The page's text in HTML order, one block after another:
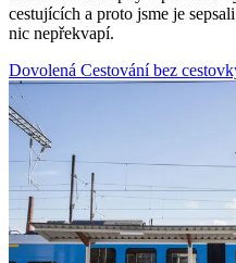
cestujících a proto jsme je
nic nepřekvapí.
Dovolená Cestování bez